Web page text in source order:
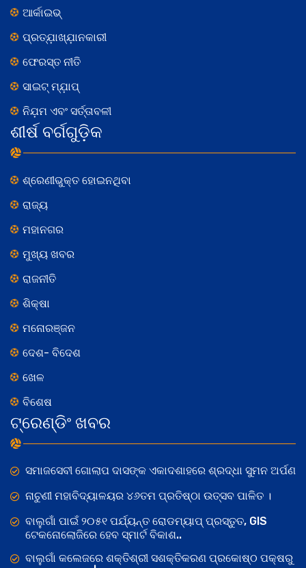
ଆର୍କାଇଭ୍
ପ୍ରତ୍ଯ଼ାଖ୍ଯ଼ାନକାରୀ
ଫେରସ୍ତ ନୀତି
ସାଇଟ୍ ମ୍ଯ଼ାପ୍
ନିଯ଼ମ ଏବଂ ସର୍ତ୍ତାବଳୀ
ଶୀର୍ଷ ବର୍ଗଗୁଡ଼ିକ
ଶ୍ରେଣୀଭୁକ୍ତ ହୋଇନଥିବା
ରାଜ୍ୟ
ମହାନଗର
ମୁଖ୍ୟ ଖବର
ରାଜନୀତି
ଶିକ୍ଷା
ମନୋରଞ୍ଜନ
ଦେଶ- ବିଦେଶ
ଖେଳ
ବିଶେଷ
ଟ୍ରେଣ୍ଡିଂ ଖବର
ସମାଜସେବୀ ଗୋଲାପ ଦାସଙ୍କ ଏକାଦଶାହରେ ଶ୍ରଦ୍ଧା ସୁମନ ଅର୍ପଣ
ନାଚୁଣୀ ମହାବିଦ୍ୟାଳୟର ୪୬ତମ ପ୍ରତିଷ୍ଠା ଉତ୍ସବ ପାଳିତ ।
ବାଲୁଗାଁ ପାଇଁ ୨୦୫୧ ପର୍ଯ୍ୟନ୍ତ ରୋଡମ୍ୟାପ୍ ପ୍ରସ୍ତୁତ, GIS
ଟେକନୋଲୋଜିରେ ହେବ ସ୍ମାର୍ଟ ବିକାଶ..
ବାଲୁଗାଁ କଲେଜରେ ଶକ୍ତିଶ୍ରୀ ସଶକ୍ତିକରଣ ପ୍ରକୋଷ୍ଠ ପକ୍ଷରୁ